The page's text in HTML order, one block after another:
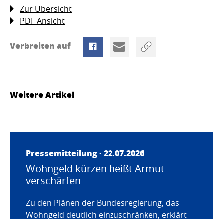
Zur Übersicht
PDF Ansicht
Verbreiten auf
Weitere Artikel
Pressemitteilung · 22.07.2026
Wohngeld kürzen heißt Armut
verschärfen
Zu den Plänen der Bundesregierung, das
Wohngeld deutlich einzuschränken, erklärt